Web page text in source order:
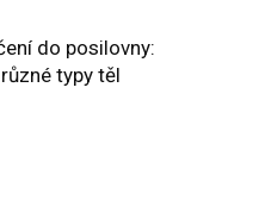
do posilovny:
typy těl